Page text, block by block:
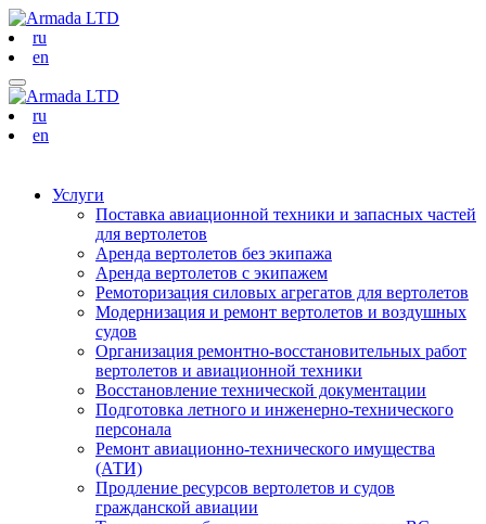
ru
en
ru
en
Услуги
Поставка авиационной техники и запасных частей
для вертолетов
Аренда вертолетов без экипажа
Аренда вертолетов с экипажем
Ремоторизация силовых агрегатов для вертолетов
Модернизация и ремонт вертолетов и воздушных
судов
Организация ремонтно-восстановительных работ
вертолетов и авиационной техники
Восстановление технической документации
Подготовка летного и инженерно-технического
персонала
Ремонт авиационно-технического имущества
(АТИ)
Продление ресурсов вертолетов и судов
гражданской авиации